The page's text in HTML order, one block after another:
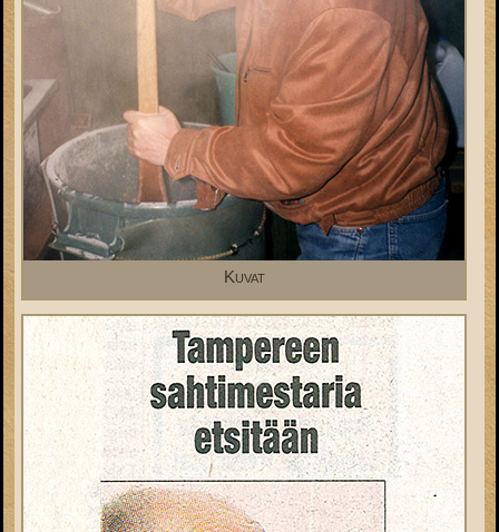
Kuvat